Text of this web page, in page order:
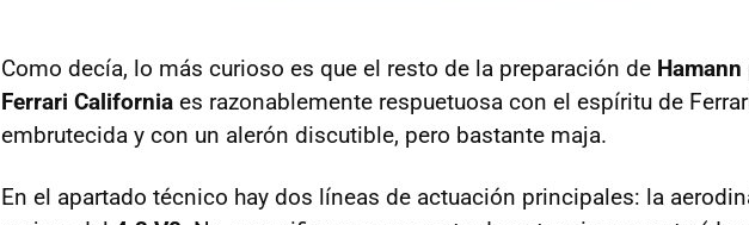
Como decía, lo más curioso es que el resto de la preparación de Hamann
Ferrari California es razonablemente respuetuosa con el espíritu de
embrutecida y con un alerón discutible, pero bastante maja.
En el apartado técnico hay dos líneas de actuación principales: la